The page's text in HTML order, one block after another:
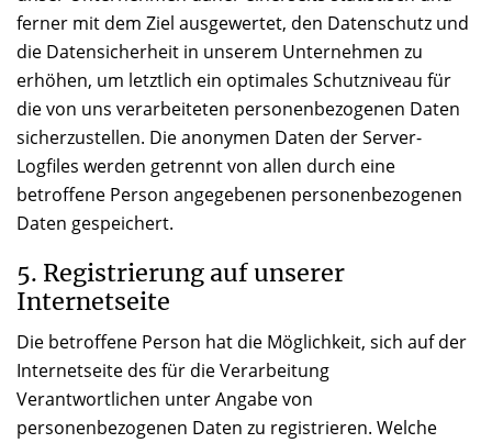
ferner mit dem Ziel ausgewertet, den Datenschutz und
die Datensicherheit in unserem Unternehmen zu
erhöhen, um letztlich ein optimales Schutzniveau für
die von uns verarbeiteten personenbezogenen Daten
sicherzustellen. Die anonymen Daten der Server-
Logfiles werden getrennt von allen durch eine
betroffene Person angegebenen personenbezogenen
Daten gespeichert.
5. Registrierung auf unserer
Internetseite
Die betroffene Person hat die Möglichkeit, sich auf der
Internetseite des für die Verarbeitung
Verantwortlichen unter Angabe von
personenbezogenen Daten zu registrieren. Welche